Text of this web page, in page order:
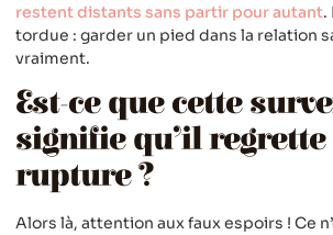
restent distants sans partir pour autant.
tordue : garder un pied dans la relation
vraiment.
Est-ce que cette
signifie qu’il
rupture ?
Alors là, attention aux faux espoirs ! Ce